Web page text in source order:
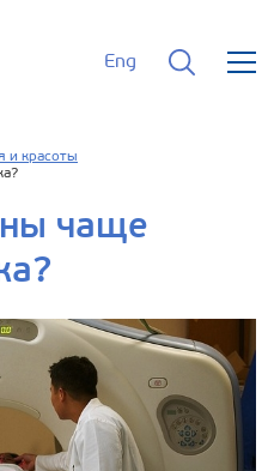
Eng
и красоты
чаще